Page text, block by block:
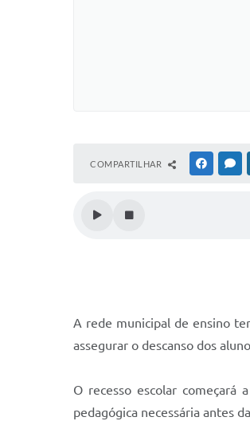
COMPARTILHAR
A rede municipal de ensino
assegurar o descanso dos
O recesso escolar
pedagógica necessária antes